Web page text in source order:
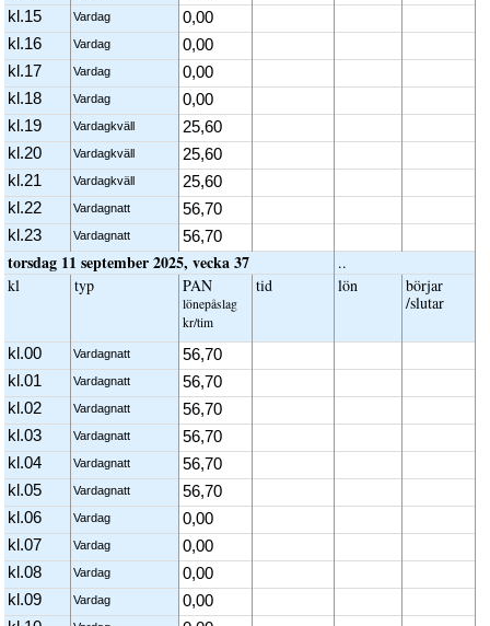
kl.15
Vardag
0,00
kl.16
Vardag
0,00
kl.17
Vardag
0,00
kl.18
Vardag
0,00
kl.19
Vardagkväll
25,60
kl.20
Vardagkväll
25,60
kl.21
Vardagkväll
25,60
kl.22
Vardagnatt
56,70
kl.23
Vardagnatt 56,70
torsdag 11 september 2025, vecka 37
..
kl
typ PAN
löne­påslag
kr/tim
tid lön
börjar
/slutar
kl.00 Vardagnatt
56,70
kl.01
Vardagnatt
56,70
kl.02
Vardagnatt
56,70
kl.03
Vardagnatt
56,70
kl.04
Vardagnatt
56,70
kl.05
Vardagnatt
56,70
kl.06
Vardag
0,00
kl.07
Vardag
0,00
kl.08
Vardag
0,00
kl.09
Vardag
0,00